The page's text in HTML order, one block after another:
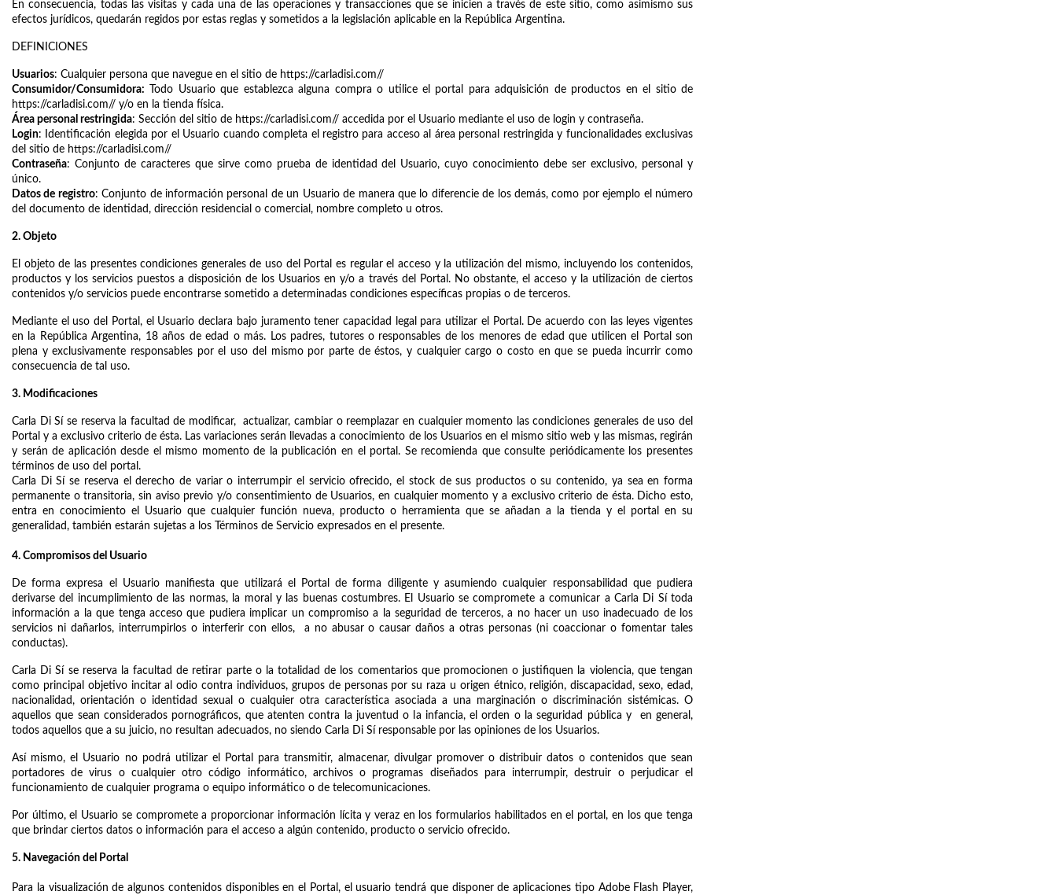
En consecuencia, todas las visitas y cada una de las operaciones y transacciones que se inicien a través de este sitio, como asimismo sus
efectos jurídicos, quedarán regidos por estas reglas y sometidos a la legislación aplicable en la República Argentina.
DEFINICIONES
Usuarios: Cualquier persona que navegue en el sitio de https://carladisi.com//
Consumidor/Consumidora: Todo Usuario que establezca alguna compra o utilice el portal para adquisición de productos en el sitio de
https://carladisi.com// y/o en la tienda física.
Área personal restringida: Sección del sitio de https://carladisi.com// accedida por el Usuario mediante el uso de login y contraseña.
Login: Identificación elegida por el Usuario cuando completa el registro para acceso al área personal restringida y funcionalidades exclusivas
del sitio de https://carladisi.com//
Contraseña: Conjunto de caracteres que sirve como prueba de identidad del Usuario, cuyo conocimiento debe ser exclusivo, personal y
único.
Datos de registro: Conjunto de información personal de un Usuario de manera que lo diferencie de los demás, como por ejemplo el número
del documento de identidad, dirección residencial o comercial, nombre completo u otros.
2. Objeto
El objeto de las presentes condiciones generales de uso del Portal es regular el acceso y la utilización del mismo, incluyendo los contenidos,
productos y los servicios puestos a disposición de los Usuarios en y/o a través del Portal. No obstante, el acceso y la utilización de ciertos
contenidos y/o servicios puede encontrarse sometido a determinadas condiciones específicas propias o de terceros.
Mediante el uso del Portal, el Usuario declara bajo juramento tener capacidad legal para utilizar el Portal. De acuerdo con las leyes vigentes
en la República Argentina, 18 años de edad o más. Los padres, tutores o responsables de los menores de edad que utilicen el Portal son
plena y exclusivamente responsables por el uso del mismo por parte de éstos, y cualquier cargo o costo en que se pueda incurrir como
consecuencia de tal uso.
3. Modificaciones
Carla Di Sí se reserva la facultad de modificar,  actualizar, cambiar o reemplazar en cualquier momento las condiciones generales de uso del
Portal y a exclusivo criterio de ésta. Las variaciones serán llevadas a conocimiento de los Usuarios en el mismo sitio web y las mismas, regirán
y serán de aplicación desde el mismo momento de la publicación en el portal. Se recomienda que consulte periódicamente los presentes
términos de uso del portal.
Carla Di Sí se reserva el derecho de variar o interrumpir el servicio ofrecido, el stock de sus productos o su contenido, ya sea en forma
permanente o transitoria, sin aviso previo y/o consentimiento de Usuarios, en cualquier momento y a exclusivo criterio de ésta. Dicho esto,
entra en conocimiento el Usuario que cualquier función nueva, producto o herramienta que se añadan a la tienda y el portal en su
generalidad, también estarán sujetas a los Términos de Servicio expresados en el presente.
4. Compromisos del Usuario
De forma expresa el Usuario manifiesta que utilizará el Portal de forma diligente y asumiendo cualquier responsabilidad que pudiera
derivarse del incumplimiento de las normas, la moral y las buenas costumbres. El Usuario se compromete a comunicar a Carla Di Sí toda
información a la que tenga acceso que pudiera implicar un compromiso a la seguridad de terceros, a no hacer un uso inadecuado de los
servicios ni dañarlos, interrumpirlos o interferir con ellos,  a no abusar o causar daños a otras personas (ni coaccionar o fomentar tales
conductas).
Carla Di Sí se reserva la facultad de retirar parte o la totalidad de los comentarios que promocionen o justifiquen la violencia, que tengan
como principal objetivo incitar al odio contra individuos, grupos de personas por su raza u origen étnico, religión, discapacidad, sexo, edad,
nacionalidad, orientación o identidad sexual o cualquier otra característica asociada a una marginación o discriminación sistémicas. O
aquellos que sean considerados pornográficos, que atenten contra la juventud o la infancia, el orden o la seguridad pública y  en general,
todos aquellos que a su juicio, no resultan adecuados, no siendo Carla Di Sí responsable por las opiniones de los Usuarios.
Así mismo, el Usuario no podrá utilizar el Portal para transmitir, almacenar, divulgar promover o distribuir datos o contenidos que sean
portadores de virus o cualquier otro código informático, archivos o programas diseñados para interrumpir, destruir o perjudicar el
funcionamiento de cualquier programa o equipo informático o de telecomunicaciones.
Por último, el Usuario se compromete a proporcionar información lícita y veraz en los formularios habilitados en el portal, en los que tenga
que brindar ciertos datos o información para el acceso a algún contenido, producto o servicio ofrecido.
5. Navegación del Portal
Para la visualización de algunos contenidos disponibles en el Portal, el usuario tendrá que disponer de aplicaciones tipo Adobe Flash Player,